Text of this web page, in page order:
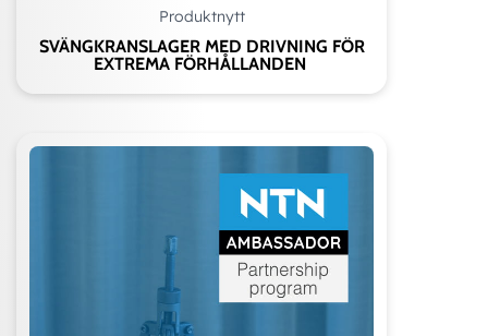
Produktnytt
SVÄNGKRANSLAGER MED DRIVNING FÖR
EXTREMA FÖRHÅLLANDEN